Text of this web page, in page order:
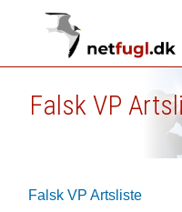
Falsk VP
Falsk VP Artsliste